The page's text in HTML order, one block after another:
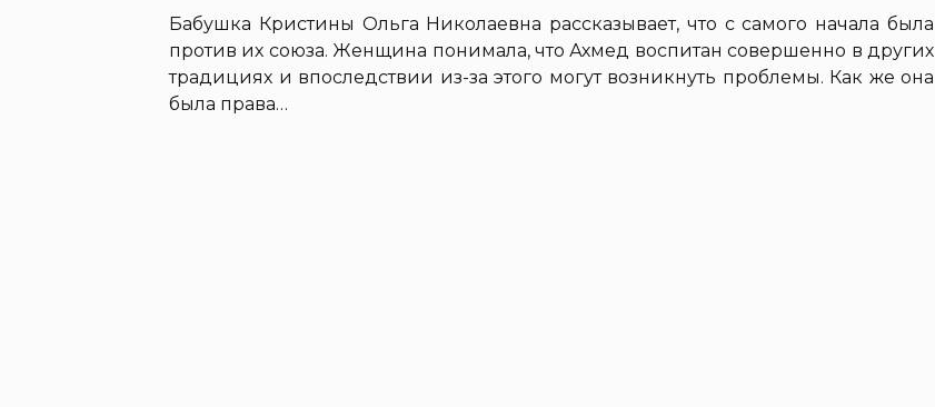
Бабушка Кристины Ольга Николаевна рассказывает, что с самого начала была
против их союза. Женщина понимала, что Ахмед воспитан совершенно в других
традициях и впоследствии из-за этого могут возникнуть проблемы. Как же она
была права…